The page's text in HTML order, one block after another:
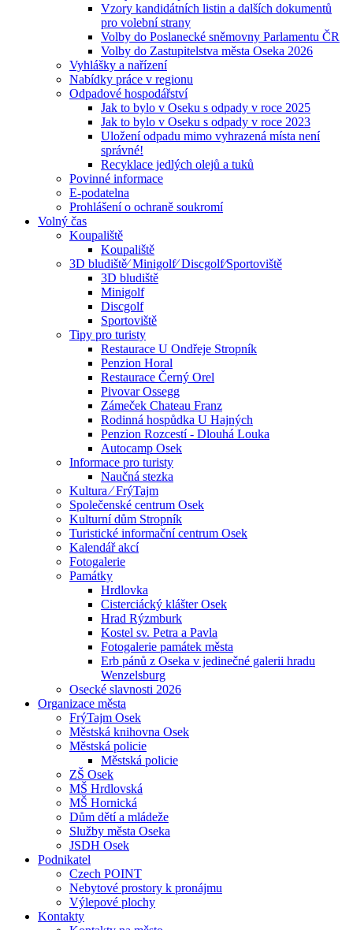
Vzory kandidátních listin a dalších dokumentů
pro volební strany
Volby do Poslanecké sněmovny Parlamentu ČR
Volby do Zastupitelstva města Oseka 2026
Vyhlášky a nařízení
Nabídky práce v regionu
Odpadové hospodářství
Jak to bylo v Oseku s odpady v roce 2025
Jak to bylo v Oseku s odpady v roce 2023
Uložení odpadu mimo vyhrazená místa není
správné!
Recyklace jedlých olejů a tuků
Povinné informace
E-podatelna
Prohlášení o ochraně soukromí
Volný čas
Koupaliště
Koupaliště
3D bludiště⁄ Minigolf⁄ Discgolf⁄Sportoviště
3D bludiště
Minigolf
Discgolf
Sportoviště
Tipy pro turisty
Restaurace U Ondřeje Stropník
Penzion Horal
Restaurace Černý Orel
Pivovar Ossegg
Zámeček Chateau Franz
Rodinná hospůdka U Hajných
Penzion Rozcestí - Dlouhá Louka
Autocamp Osek
Informace pro turisty
Naučná stezka
Kultura ⁄ FrýTajm
Společenské centrum Osek
Kulturní dům Stropník
Turistické informační centrum Osek
Kalendář akcí
Fotogalerie
Památky
Hrdlovka
Cisterciácký klášter Osek
Hrad Rýzmburk
Kostel sv. Petra a Pavla
Fotogalerie památek města
Erb pánů z Oseka v jedinečné galerii hradu
Wenzelsburg
Osecké slavnosti 2026
Organizace města
FrýTajm Osek
Městská knihovna Osek
Městská policie
Městská policie
ZŠ Osek
MŠ Hrdlovská
MŠ Hornická
Dům dětí a mládeže
Služby města Oseka
JSDH Osek
Podnikatel
Czech POINT
Nebytové prostory k pronájmu
Výlepové plochy
Kontakty